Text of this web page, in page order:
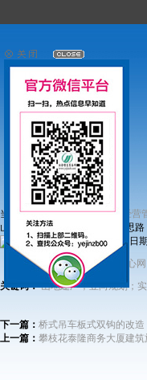
当前位置:首页»钢厂频道» 经营
山地建厂竖向规划实践与设计思路
发布日
分享到： 新浪微博 QQ 开心网
关键词： 山地建厂；竖向规划；
下一篇： 桥式吊车板式双钩的改造
上一篇： 攀枝花泰隆商务大厦建